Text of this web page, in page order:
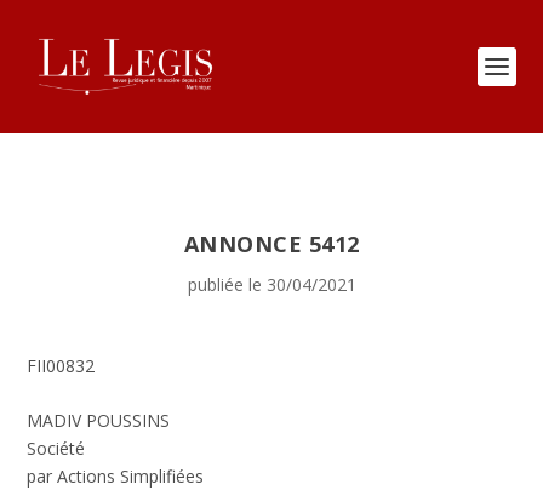
ANNONCE 5412
publiée le 30/04/2021
FII00832
MADIV POUSSINS
Société
par Actions Simplifiées